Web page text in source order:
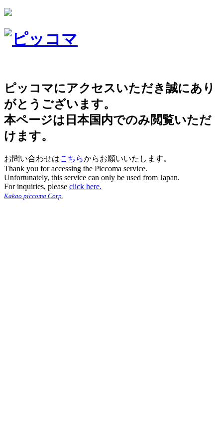
ピッコマにアクセスいただき誠にあり
がとうございます。
本ページは日本国内でのみ閲覧いただ
けます。
お問い合わせはこちらからお願いいたします。
Thank you for accessing the Piccoma service.
Unfortunately, this service can only be used from Japan.
For inquiries, please click here.
Kakao piccoma Corp.